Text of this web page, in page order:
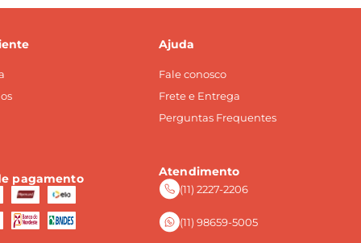
pagamento
Ajuda
Fale conosco
Frete e Entrega
Perguntas Frequentes
Atendimento
(11) 2227-2206
(11) 98659-5005